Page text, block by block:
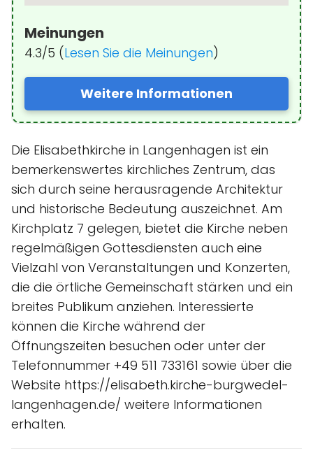
Meinungen
4.3/5 (Lesen Sie die Meinungen)
Weitere Informationen
Die Elisabethkirche in Langenhagen ist ein
bemerkenswertes kirchliches Zentrum, das
sich durch seine herausragende Architektur
und historische Bedeutung auszeichnet. Am
Kirchplatz 7 gelegen, bietet die Kirche neben
regelmäßigen Gottesdiensten auch eine
Vielzahl von Veranstaltungen und Konzerten,
die die örtliche Gemeinschaft stärken und ein
breites Publikum anziehen. Interessierte
können die Kirche während der
Öffnungszeiten besuchen oder unter der
Telefonnummer +49 511 733161 sowie über die
Website https://elisabeth.kirche-burgwedel-
langenhagen.de/ weitere Informationen
erhalten.